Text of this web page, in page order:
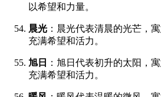
以希望和力量。
晨光 ：晨光代表清晨的光芒，
充满希望和活力。
旭日
：旭日代表初升的太阳，
充满希望和活力。